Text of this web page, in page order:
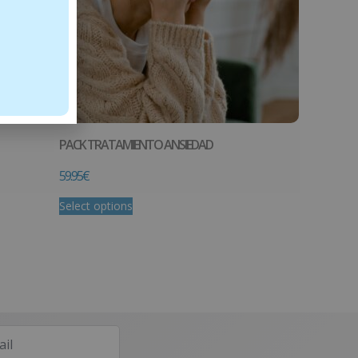
PACK TRATAMIENTO ANSIEDAD
59.95€
Select options